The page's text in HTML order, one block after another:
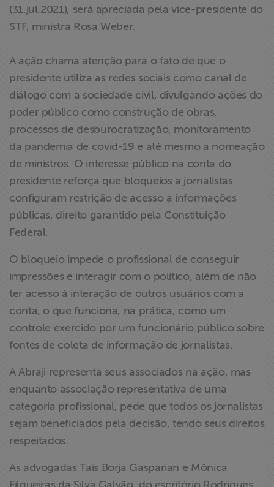
(31.jul.2021), será apreciada pela vice-presidente do
STF, ministra Rosa Weber.
A ação chama atenção para o fato de que o
presidente utiliza as redes sociais como canal de
diálogo com a sociedade civil, divulgando ações do
poder público como construção de obras,
processos de desburocratização, monitoramento
da pandemia de covid-19 e até mesmo a nomeação
de ministros. O interesse público na conta do
presidente reforça que bloqueios a jornalistas
configuram restrição de acesso a informações
públicas, direito garantido pela Constituição
Federal.
O bloqueio impede o profissional de conseguir
impressões e interagir com o político, além de não
ter acesso à interação de outros usuários com a
conta, o que funciona, na prática, como um
controle exercido por um funcionário público sobre
fontes de coleta de informação de jornalistas.
A Abraji representa seus associados na ação, mas
enquanto associação representativa de uma
categoria profissional, pede que todos os jornalistas
sejam beneficiados pela decisão, tendo seus direitos
respeitados.
As advogadas Tais Borja Gasparian e Mônica